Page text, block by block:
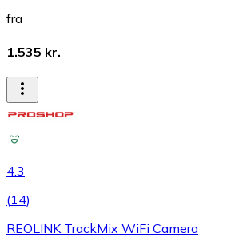
fra
1.535 kr.
4.3
(14)
REOLINK TrackMix WiFi Camera